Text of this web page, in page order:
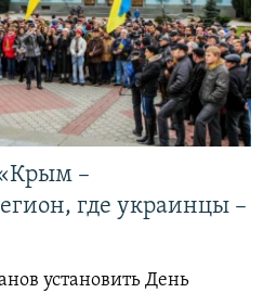
–
где украинцы –
установить День